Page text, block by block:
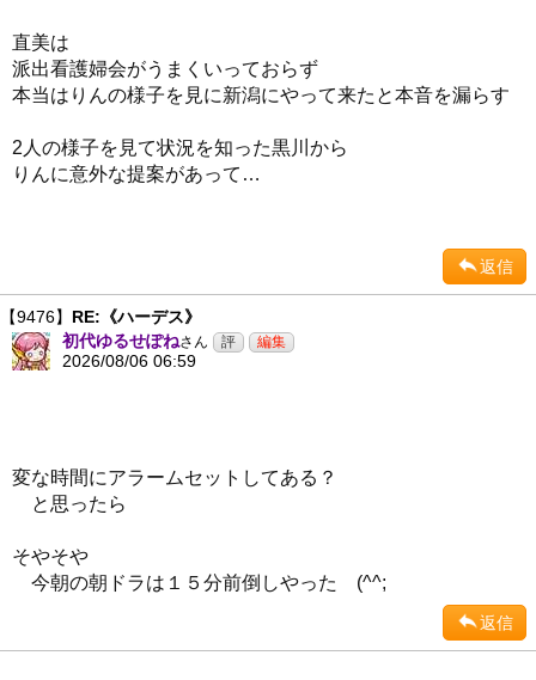
直美は
派出看護婦会がうまくいっておらず
本当はりんの様子を見に新潟にやって来たと本音を漏らす
2人の様子を見て状況を知った黒川から
りんに意外な提案があって…
返信
【9476】 RE:《ハーデス》
初代ゆるせぽねさん
2026/08/06 06:59
変な時間にアラームセットしてある？
と思ったら
そやそや
今朝の朝ドラは１５分前倒しやった (^^;
返信